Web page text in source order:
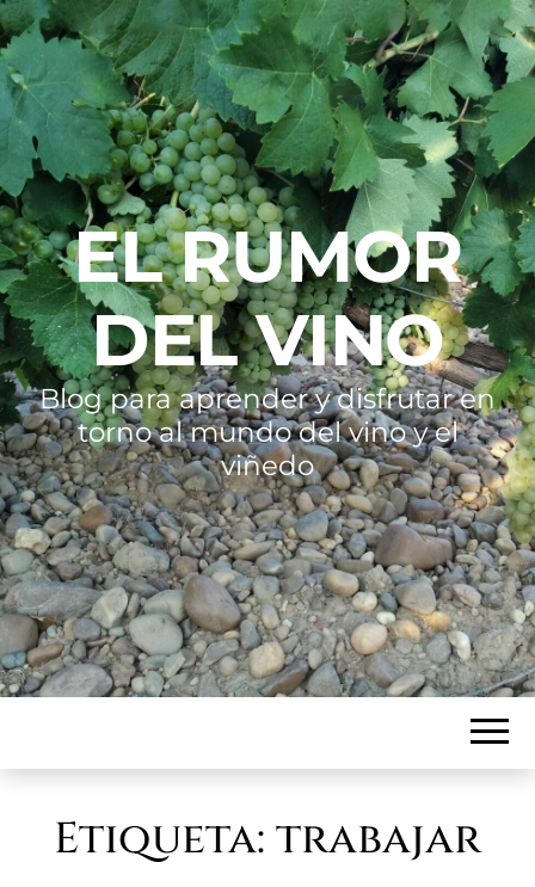
EL RUMOR
DEL VINO
Blog para aprender y disfrutar en
torno al mundo del vino y el
viñedo
Etiqueta: trabajar